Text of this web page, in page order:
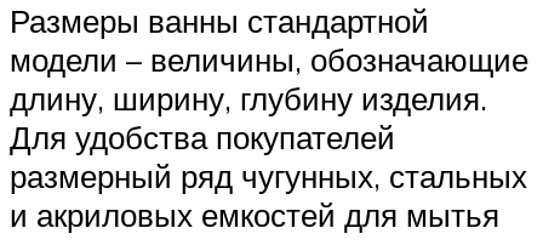
Размеры ванны стандартной
модели – величины, обозначающие
длину, ширину, глубину изделия.
Для удобства покупателей
размерный ряд чугунных, стальных
и акриловых емкостей для мытья